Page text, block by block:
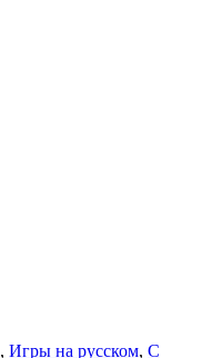
, Игры на русском, С